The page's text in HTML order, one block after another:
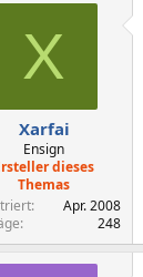
X
Xarfai
Ensign
dieses
Themas
Apr. 2008
248